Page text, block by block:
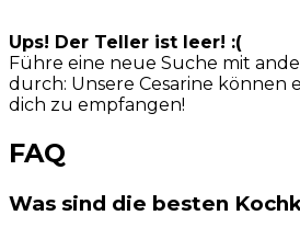
Ups! Der Teller ist leer! :(
Führe eine neue Suche mit
durch: Unsere Cesarine können
dich zu empfangen!
FAQ
Was sind die besten